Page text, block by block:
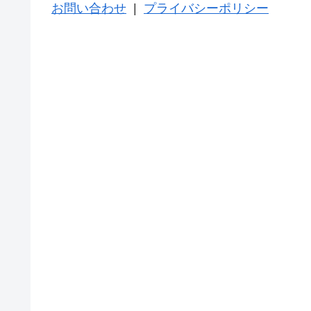
お問い合わせ | プライバシーポリシー